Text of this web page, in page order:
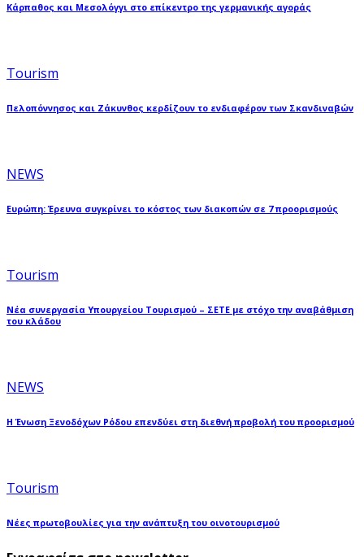
Κάρπαθος και Μεσολόγγι στο επίκεντρο της γερμανικής αγοράς
Tourism
Πελοπόννησος και Ζάκυνθος κερδίζουν το ενδιαφέρον των Σκανδιναβών
NEWS
Ευρώπη: Έρευνα συγκρίνει το κόστος των διακοπών σε 7 προορισμούς
Tourism
Νέα συνεργασία Υπουργείου Τουρισμού – ΣΕΤΕ με στόχο την αναβάθμιση
του κλάδου
NEWS
Η Ένωση Ξενοδόχων Ρόδου επενδύει στη διεθνή προβολή του προορισμού
Tourism
Νέες πρωτοβουλίες για την ανάπτυξη του οινοτουρισμού